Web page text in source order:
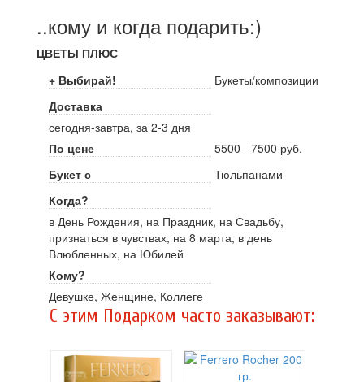
..кому и когда подарить:)
ЦВЕТЫ ПЛЮС
+ Выбирай!
Букеты/композиции
Доставка
сегодня-завтра, за 2-3 дня
По цене
5500 - 7500 руб.
Букет с
Тюльпанами
Когда?
в День Рождения, на Праздник, на Свадьбу,
признаться в чувствах, на 8 марта, в день
Влюбленных, на Юбилей
Кому?
Девушке, Женщине, Коллеге
C этим Подарком часто заказывают: